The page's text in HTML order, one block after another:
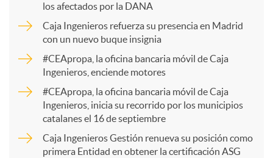
p
a
r
t
los afectados por la DANA
Caja Ingenieros refuerza su presencia en Madrid
con un nuevo buque insignia
#CEApropa, la oficina bancaria móvil de Caja
Ingenieros, enciende motores
#CEApropa, la oficina bancaria móvil de Caja
Ingenieros, inicia su recorrido por los municipios
catalanes el 16 de septiembre
Caja Ingenieros Gestión renueva su posición como
primera Entidad en obtener la certificación ASG